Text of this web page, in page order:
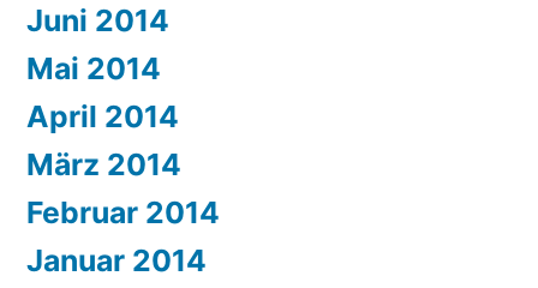
Juni 2014
Mai 2014
April 2014
März 2014
Februar 2014
Januar 2014